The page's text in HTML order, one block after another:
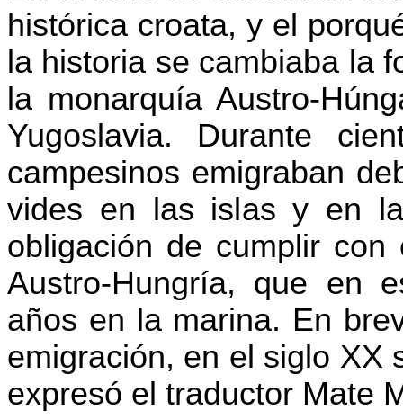
histórica croata, y el
la historia se cambiaba la
la monarquía Austro-
Yugoslavia. Durante
campesinos emigraban
vides en las islas y en
obligación de cumplir
Austro-Hungría, que en
años en la marina. En
emigración, en el siglo XX
expresó el traductor Mate